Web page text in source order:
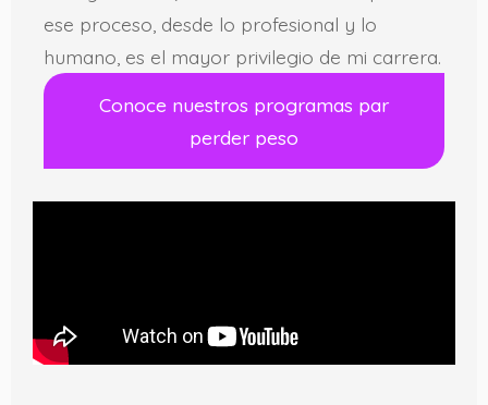
ese proceso, desde lo profesional y lo
humano, es el mayor privilegio de mi carrera.
Conoce nuestros programas par
perder peso